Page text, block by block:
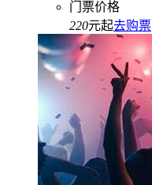
门票价格
220元起去购票